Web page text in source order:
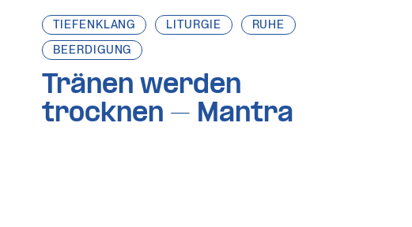
TIEFENKLANG LITURGIE
RUHE
BEERDIGUNG
Tränen werden
trocknen – Mantra